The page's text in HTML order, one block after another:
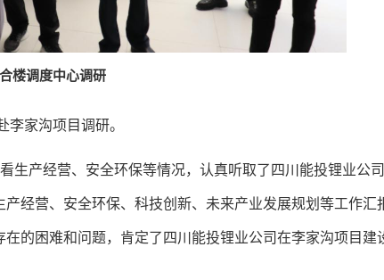
楼调度中心调研
家沟项目调研。
生产经营、安全环保等情况，认真听取了四川能投锂业公
经营、安全环保、科技创新、未来产业发展规划等工作汇
的困难和问题，肯定了四川能投锂业公司在李家沟项目建